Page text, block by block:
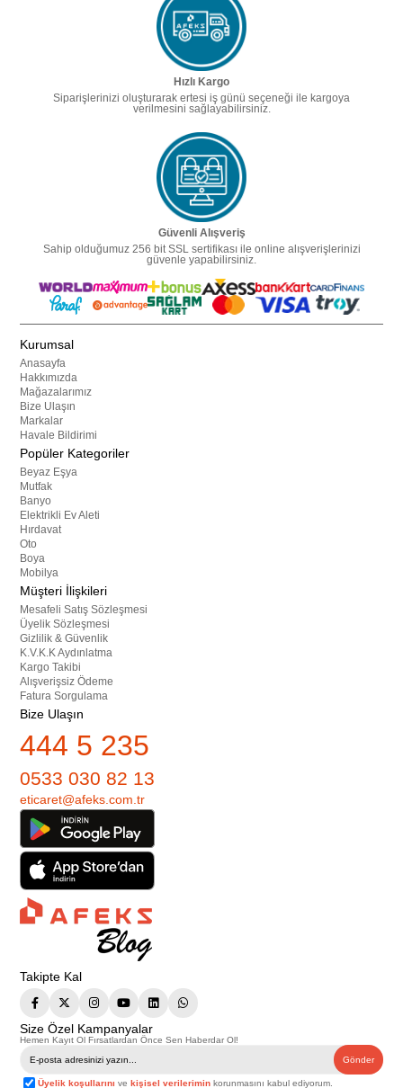
Hızlı Kargo
Siparişlerinizi oluşturarak ertesi iş günü seçeneği ile kargoya
verilmesini sağlayabilirsiniz.
Güvenli Alışveriş
Sahip olduğumuz 256 bit SSL sertifikası ile online alışverişlerinizi
güvenle yapabilirsiniz.
Kurumsal
Anasayfa
Hakkımızda
Mağazalarımız
Bize Ulaşın
Markalar
Havale Bildirimi
Popüler Kategoriler
Beyaz Eşya
Mutfak
Banyo
Elektrikli Ev Aleti
Hırdavat
Oto
Boya
Mobilya
Müşteri İlişkileri
Mesafeli Satış Sözleşmesi
Üyelik Sözleşmesi
Gizlilik & Güvenlik
K.V.K.K Aydınlatma
Kargo Takibi
Alışverişsiz Ödeme
Fatura Sorgulama
Bize Ulaşın
444 5 235
0533 030 82 13
eticaret@afeks.com.tr
Takipte Kal
Size Özel Kampanyalar
Hemen Kayıt Ol Fırsatlardan Önce Sen Haberdar Ol!
Gönder
Üyelik koşullarını vekişisel verilerimin korunmasını kabul ediyorum.